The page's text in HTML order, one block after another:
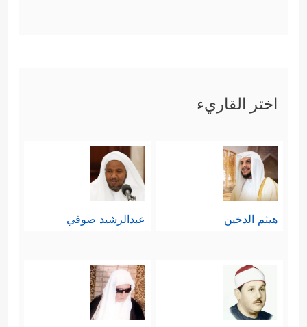
اختر القاريء
هيثم الدخين عبدالرشيد صوفي